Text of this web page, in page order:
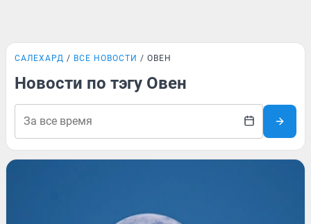
САЛЕХАРД ВСЕ НОВОСТИ ОВЕН
Новости по тэгу Овен